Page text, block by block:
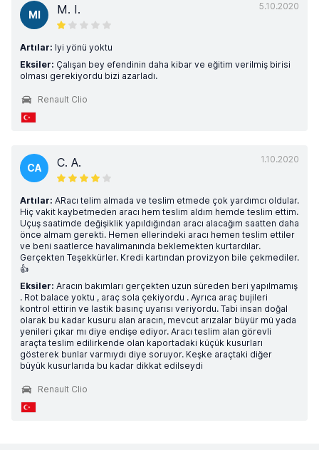
5.10.2020
MI M. I.
Artılar: Iyi yönü yoktu
Eksiler: Çalışan bey efendinin daha kibar ve eğitim verilmiş birisi
olması gerekiyordu bizi azarladı.
Renault Clio
1.10.2020
CA C. A.
Artılar: ARacı telim almada ve teslim etmede çok yardımcı oldular.
Hiç vakit kaybetmeden aracı hem teslim aldım hemde teslim ettim.
Uçuş saatimde değişiklik yapıldığından aracı alacağım saatten daha
önce almam gerekti. Hemen ellerindeki aracı hemen teslim ettiler
ve beni saatlerce havalimanında beklemekten kurtardılar.
Gerçekten Teşekkürler. Kredi kartından provizyon bile çekmediler.
👍
Eksiler: Aracın bakımları gerçekten uzun süreden beri yapılmamış
. Rot balace yoktu , araç sola çekiyordu . Ayrıca araç bujileri
kontrol ettirin ve lastik basınç uyarısı veriyordu. Tabi insan doğal
olarak bu kadar kusuru alan aracın, mevcut arızalar büyür mü yada
yenileri çıkar mı diye endişe ediyor. Aracı teslim alan görevli
araçta teslim edilirkende olan kaportadaki küçük kusurları
gösterek bunlar varmıydı diye soruyor. Keşke araçtaki diğer
büyük kusurlarıda bu kadar dikkat edilseydi
Renault Clio